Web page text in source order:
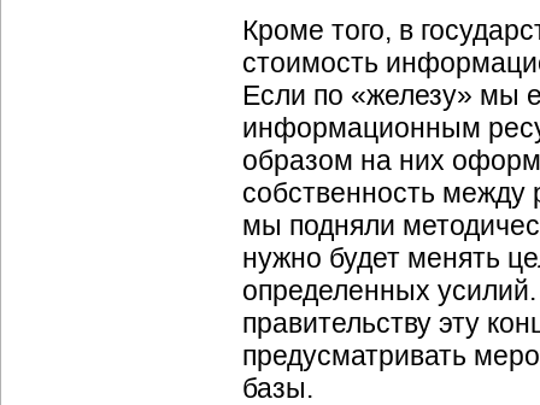
Кроме того, в
стоимость
Если по «железу» мы
информационным
образом на них
собственность
мы подняли
нужно будет менять
определенных
правительству эту
предусматривать
базы.